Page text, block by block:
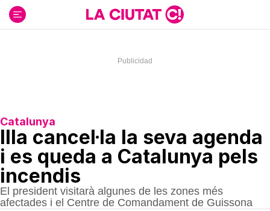
contenido
Catalunya
Illa cancel·la la seva agenda
i es queda a Catalunya pels
incendis
El president visitarà algunes de les zones més
afectades i el Centre de Comandament de Guissona